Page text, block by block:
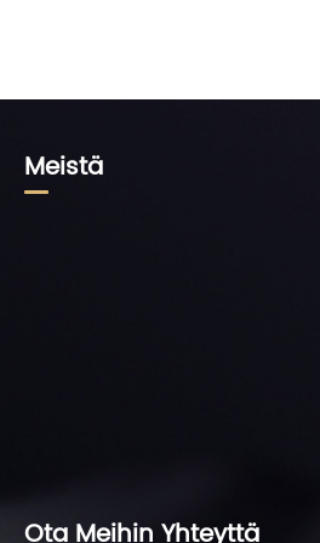
Meistä